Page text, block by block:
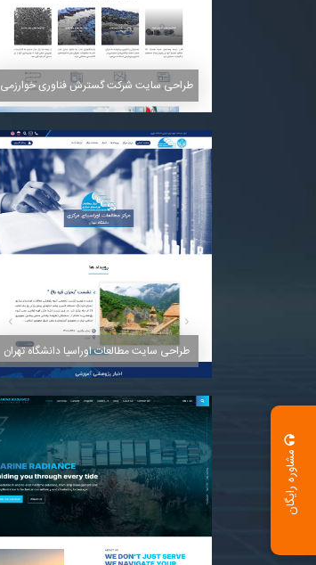
مشاوره رایگان
طراحی سایت شرکت گسترش فناوری خوارزمی
مشاهده
طراحی سایت مطالعات اوراسیا دانشگاه تهران